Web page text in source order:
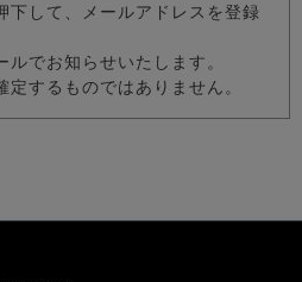
下して、メールアドレスを登録
でお知らせいたします。
するものではありません。